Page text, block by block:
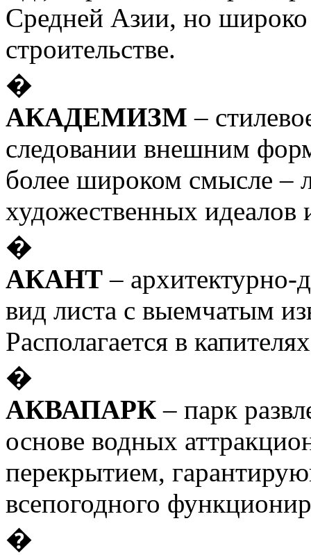
Средней Азии, но широко
строительстве.
�
АКАДЕМИЗМ –
следовании внешним
более широком смысле –
художественных
�
АКАНТ – архитектурно-
вид листа с выемчатым
Располагается в
�
АКВАПАРК – парк
основе водных
перекрытием,
всепогодного
�